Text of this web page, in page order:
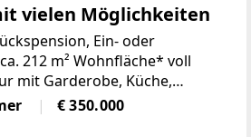
vielen Möglichkeiten
Ein- oder
212 m² Wohnfläche* voll
mit Garderobe, Küche,
mit Bad (Dusche und WC), 1
1 ehem. Frühstücksraum
€ 350.000